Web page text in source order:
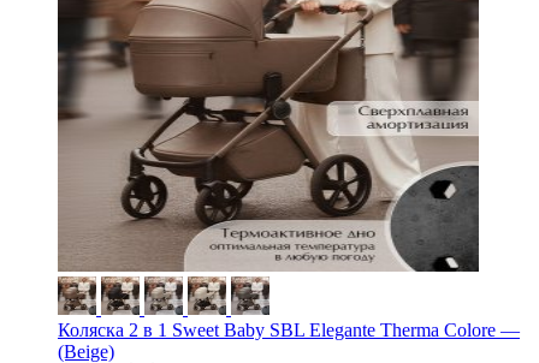
Коляска 2 в 1 Sweet Baby SBL Elegante Therma Colore —
(Beige)